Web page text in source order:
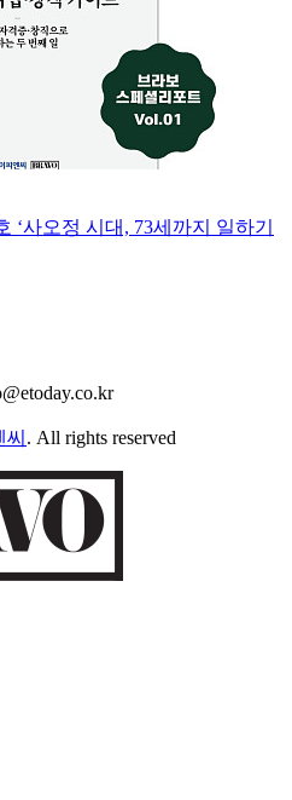
‘사오정 시대, 73세까지 일하기
. All rights reserved